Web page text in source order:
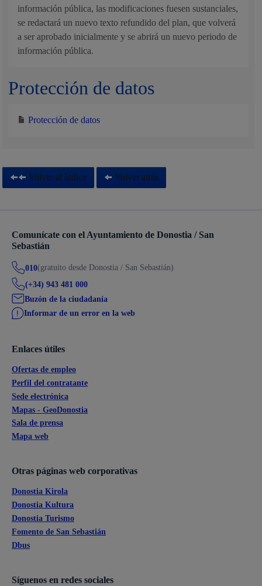
información pública, las modificaciones fuesen sustanciales,
se redactará un nuevo texto refundido del plan, que volverá
a ser aprobado inicialmente y se abrirá un nuevo periodo de
información pública.
Protección de datos
Protección de datos
Volver al índice Volver atrás
Comunícate con el Ayuntamiento de Donostia / San
Sebastián
010(gratuito desde Donostia / San Sebastián)
(+34) 943 481 000
Buzón de la ciudadanía
Informar de un error en la web
Enlaces útiles
Ofertas de empleo
Perfil del contratante
Sede electrónica
Mapas - GeoDonostia
Sala de prensa
Mapa web
Otras páginas web corporativas
Donostia Kirola
Donostia Kultura
Donostia Turismo
Fomento de San Sebastián
Dbus
Síguenos en redes sociales